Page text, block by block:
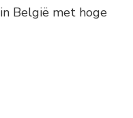
België met hoge